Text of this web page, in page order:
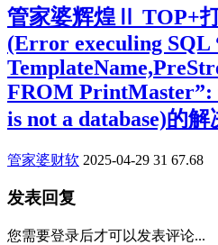
管家婆辉煌Ⅱ TOP+
(Error execuling SQL
FROM PrintMaster”:
is not a database)的
管家婆财软 2025-04-29 31 67.68
发表回复
您需要登录后才可以发表评论...